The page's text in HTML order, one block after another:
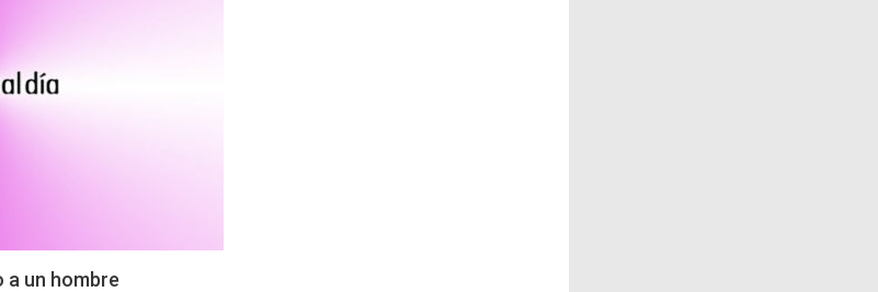
a un hombre